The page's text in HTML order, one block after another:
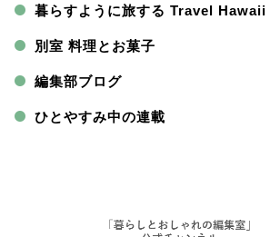
暮らすように旅する Travel Hawaii
別室 料理とお菓子
編集部ブログ
ひとやすみ中の連載